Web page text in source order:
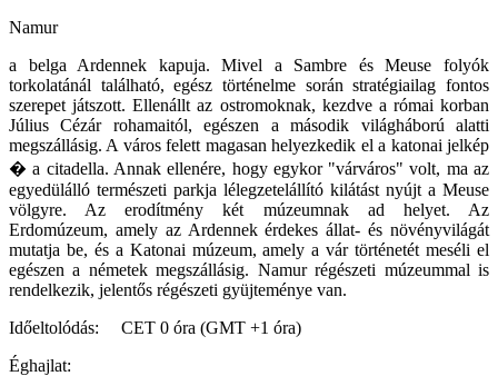
Namur
a belga Ardennek kapuja. Mivel a Sambre és Meuse folyók
torkolatánál található, egész történelme során stratégiailag fontos
szerepet játszott. Ellenállt az ostromoknak, kezdve a római korban
Július Cézár rohamaitól, egészen a második világháború alatti
megszállásig. A város felett magasan helyezkedik el a katonai jelkép
� a citadella. Annak ellenére, hogy egykor "várváros" volt, ma az
egyedülálló természeti parkja lélegzetelállító kilátást nyújt a Meuse
völgyre. Az erodítmény két múzeumnak ad helyet. Az
Erdomúzeum, amely az Ardennek érdekes állat- és növényvilágát
mutatja be, és a Katonai múzeum, amely a vár történetét meséli el
egészen a németek megszállásig. Namur régészeti múzeummal is
rendelkezik, jelentős régészeti gyüjteménye van.
Időeltolódás: CET 0 óra (GMT +1 óra)
Éghajlat: